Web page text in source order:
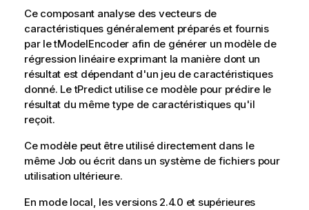
Ce composant analyse des vecteurs de
caractéristiques généralement préparés et fournis
par letModelEncoder afin de générer un modèle de
régression linéaire exprimant la manière dont un
résultat est dépendant d'un jeu de caractéristiques
donné. LetPredictutilise ce modèle pour prédire le
résultat du même type de caractéristiques qu'il
reçoit.
Ce modèle peut être utilisé directement dans le
même Job ou écrit dans un système de fichiers pour
utilisation ultérieure.
En mode local, les versions 2.4.0 et supérieures